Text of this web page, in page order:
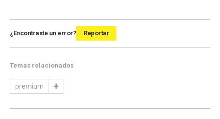
¿Encontraste un error? Reportar
Temas relacionados
premium